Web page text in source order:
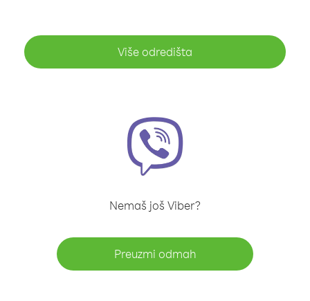
Više odredišta
Nemaš još Viber?
Preuzmi odmah